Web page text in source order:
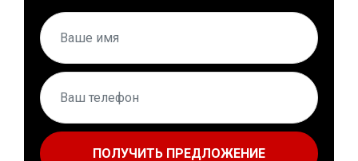
ПОЛУЧИТЬ ПРЕДЛОЖЕНИЕ